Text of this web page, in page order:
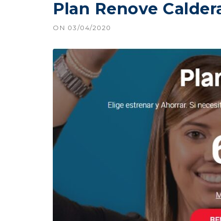
Plan Renove
ON 03/04/2020